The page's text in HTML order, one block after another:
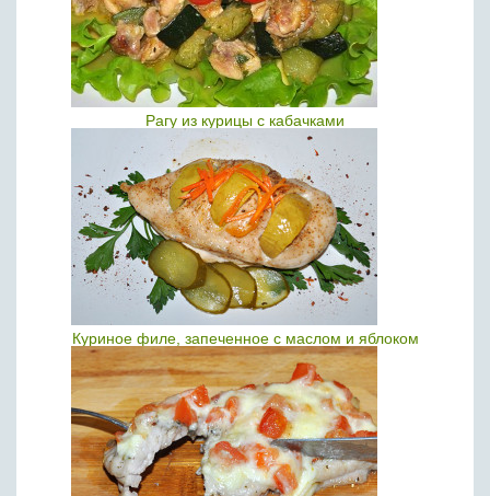
Рагу из курицы с кабачками
Куриное филе, запеченное с маслом и яблоком